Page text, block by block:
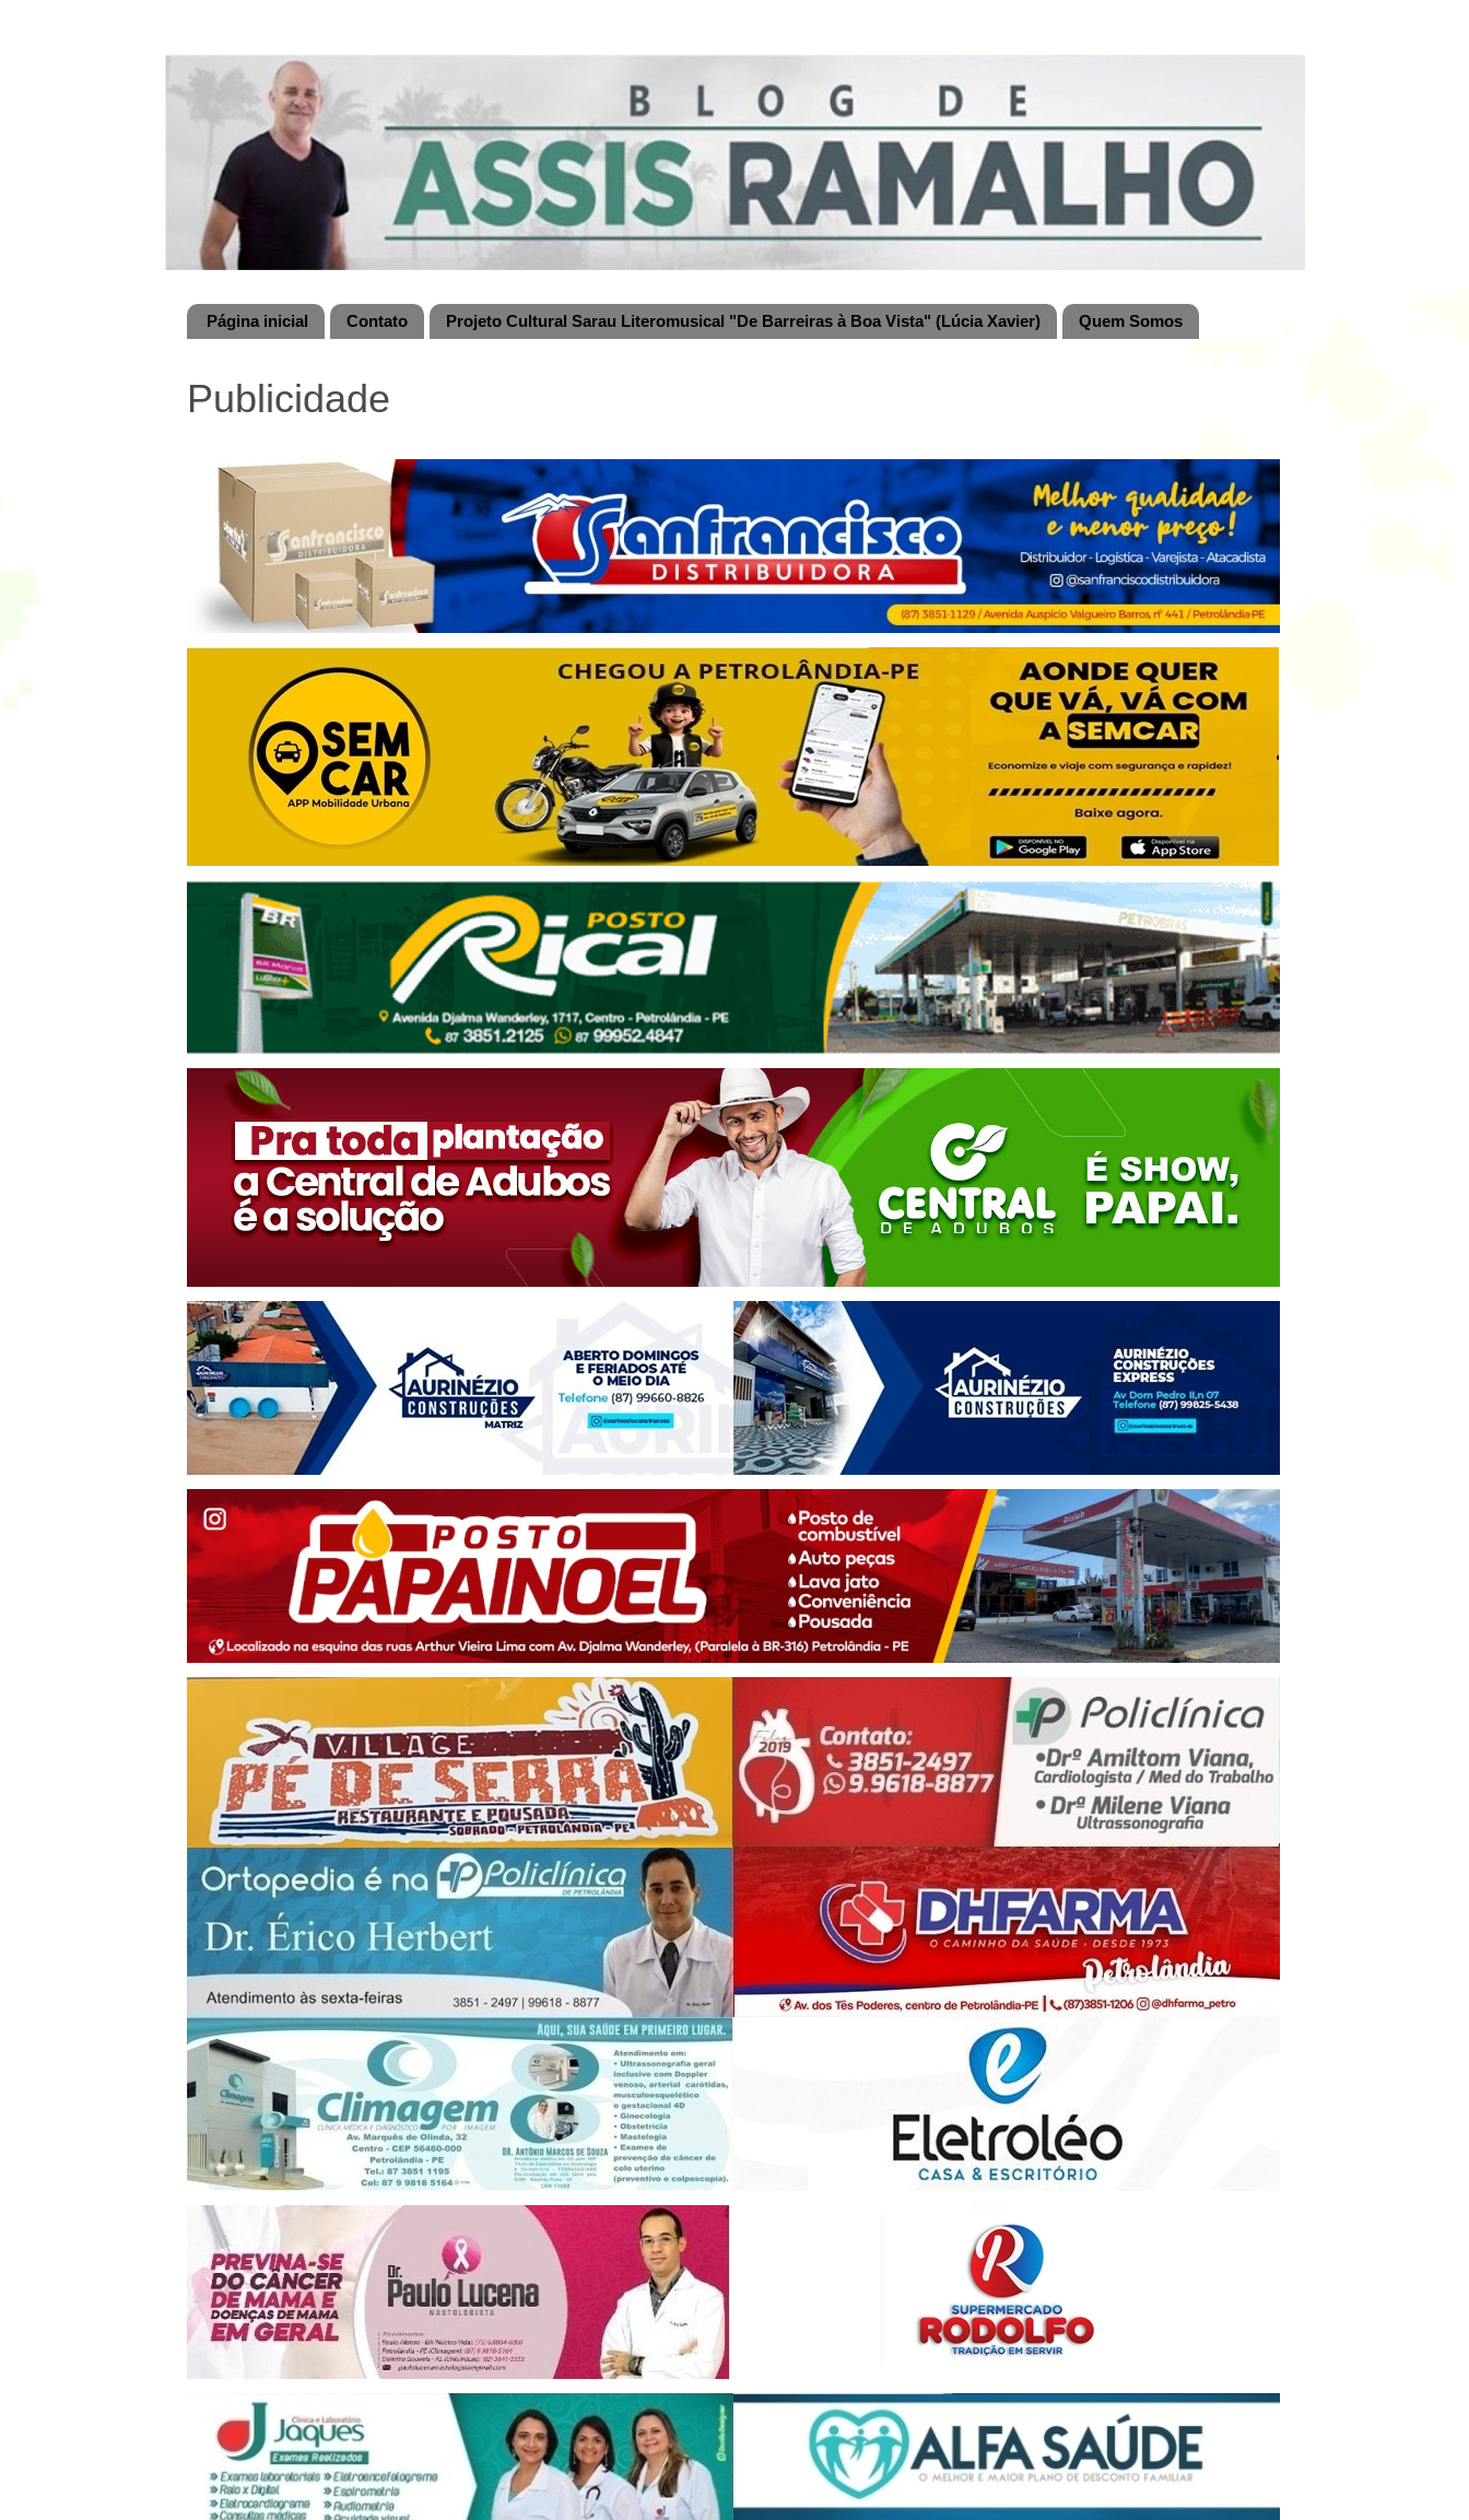
Página inicial Contato Projeto Cultural Sarau Literomusical "De Barreiras à Boa Vista" (Lúcia Xavier) Quem Somos
Publicidade